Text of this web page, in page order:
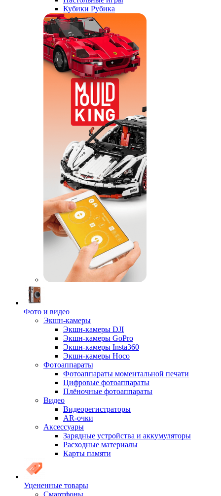
Кубики Рубика
Фото и видео
Экшн-камеры
Экшн-камеры DJI
Экшн-камеры GoPro
Экшн-камеры Insta360
Экшн-камеры Hoco
Фотоаппараты
Фотоаппараты моментальной печати
Цифровые фотоаппараты
Плёночные фотоаппараты
Видео
Видеорегистраторы
AR-очки
Аксессуары
Зарядные устройства и аккумуляторы
Расходные материалы
Карты памяти
Уцененные товары
Cмартфоны